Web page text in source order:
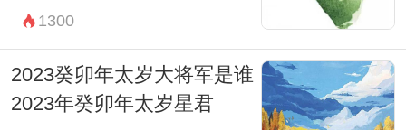
1300
2023癸卯年太岁大将军是谁
2023年癸卯年太岁星君